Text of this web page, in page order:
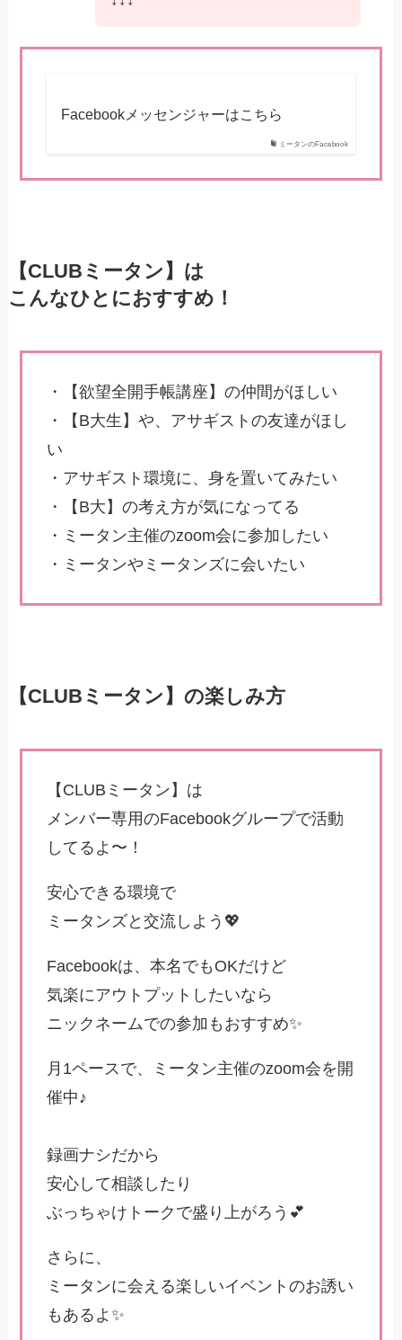
ミータンのFacebook
Facebookメッセンジャーはこちら
【CLUBミータン】は
こんなひとにおすすめ！
・【欲望全開手帳講座】の仲間がほしい
・【B大生】や、アサギストの友達がほし
い
・アサギスト環境に、身を置いてみたい
・【B大】の考え方が気になってる
・ミータン主催のzoom会に参加したい
・ミータンやミータンズに会いたい
【CLUBミータン】の楽しみ方
【CLUBミータン】は
メンバー専用のFacebookグループで活動
してるよ〜！
安心できる環境で
ミータンズと交流しよう💖
Facebookは、本名でもOKだけど
気楽にアウトプットしたいなら
ニックネームでの参加もおすすめ✨
月1ペースで、ミータン主催のzoom会を開
催中♪
録画ナシだから
安心して相談したり
ぶっちゃけトークで盛り上がろう💕
さらに、
ミータンに会える楽しいイベントのお誘い
もあるよ✨